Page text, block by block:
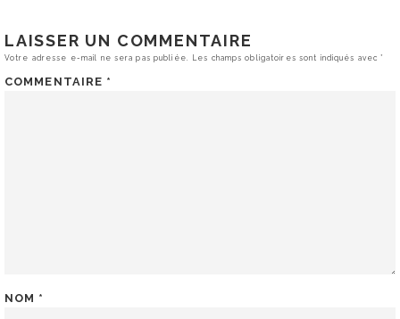
LAISSER UN COMMENTAIRE
Votre adresse e-mail ne sera pas publiée. Les champs obligatoires sont indiqués avec*
COMMENTAIRE *
NOM *